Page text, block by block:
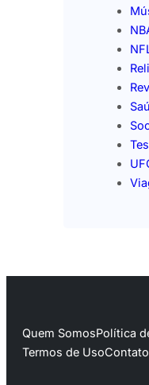
Quem SomosPolítica
Termos de UsoContato